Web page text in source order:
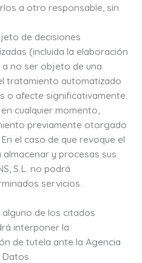
a otro responsable, sin
de decisiones
(incluida la elaboración
no ser objeto de una
tratamiento automatizado
o afecte significativamente.
cualquier momento,
previamente otorgado
el caso de que revoque el
y procesas sus
S.L. no podrá
servicios.
de los citados
interponer la
de tutela ante la Agencia